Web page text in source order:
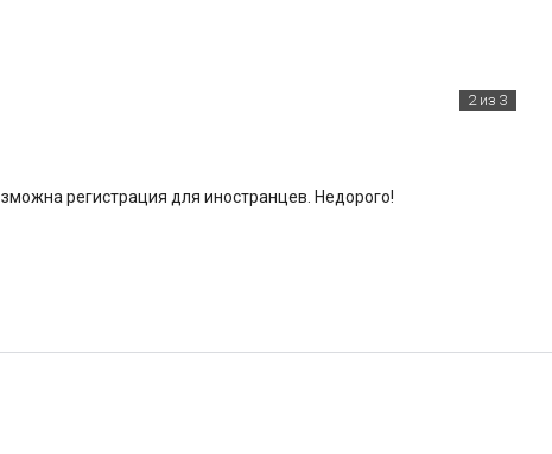
2из 3
регистрация для иностранцев. Недорого!